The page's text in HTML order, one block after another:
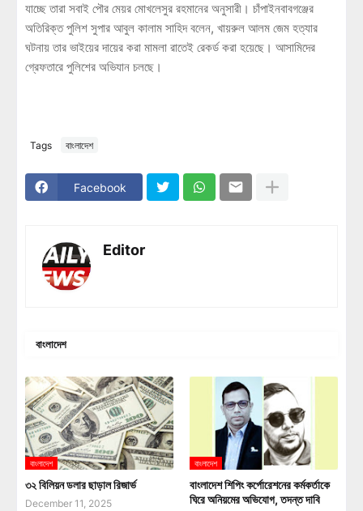
যাচ্ছে তারা সবাই পৌর মেয়র মোখলেসুর রহমানের অনুসারী। চাঁপাইনবাবগঞ্জের
অতিরিক্ত পুলিশ সুপার আবুল কালাম সাহিদ বলেন, খায়রুল আলম জেম হত্যার
ঘটনায় তার ভাইয়ের দায়ের করা মামলা রাতেই রেকর্ড করা হয়েছে। আসামিদের
গ্রেফতারে পুলিশের অভিযান চলছে।
Tags বাংলাদেশ
Facebook
Editor
বাংলাদেশ
বাংলাদেশ
৩২ বিলিয়ন ডলার ছাড়াল রিজার্ভ
December 11, 2025
বাংলাদেশ
বাংলাদেশ শিপিং কর্পোরেশনের কর্মকর্তাকে
ঘিরে অনিয়মের অভিযোগ, তদন্ত দাবি